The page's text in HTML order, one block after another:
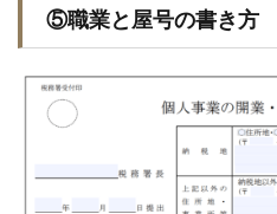
⑤職業と屋号の書き方